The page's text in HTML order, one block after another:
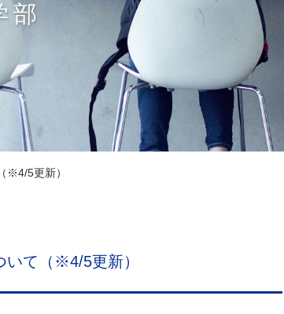
部
※4/5更新）
いて（※4/5更新）